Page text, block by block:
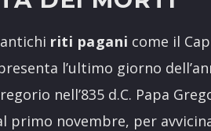
riti pagani come il
l’ultimo giorno
nell’835 d.C. Papa
primo novembre, per